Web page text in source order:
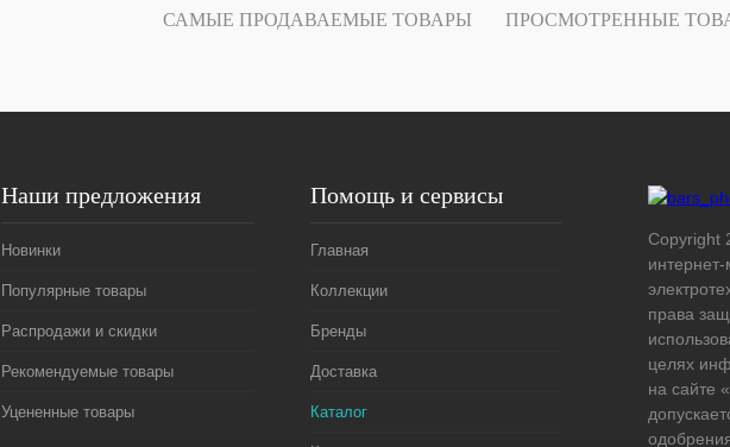
САМЫЕ ПРОДАВАЕМЫЕ ТОВАРЫ ПРОСМОТРЕННЫЕ
Наши предложения
Новинки
Популярные товары
Распродажи и скидки
Рекомендуемые товары
Уцененные товары
Помощь и сервисы
Главная
Коллекции
Бренды
Доставка
Каталог
Copyright
интернет-
права
целях
на сайте